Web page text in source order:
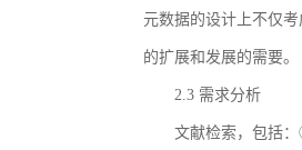
元数据的设计上不仅
的扩展和发展的需要。
2.3 需求分析
文献检索，包括